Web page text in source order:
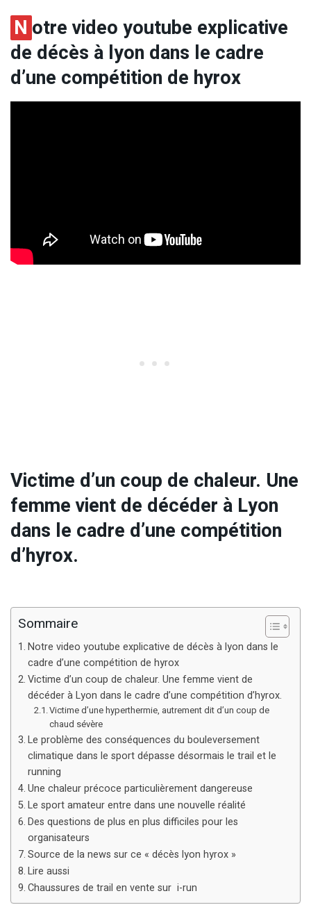
N otre video youtube explicative
de décès à lyon dans le cadre
d’une compétition de hyrox
Victime d’un coup de chaleur. Une
femme vient de décéder à Lyon
dans le cadre d’une compétition
d’hyrox.
Sommaire
Notre video youtube explicative de décès à lyon dans le
cadre d’une compétition de hyrox
Victime d’un coup de chaleur. Une femme vient de
décéder à Lyon dans le cadre d’une compétition d’hyrox.
Victime d’une hyperthermie, autrement dit d’un coup de
chaud sévère
Le problème des conséquences du bouleversement
climatique dans le sport dépasse désormais le trail et le
running
Une chaleur précoce particulièrement dangereuse
Le sport amateur entre dans une nouvelle réalité
Des questions de plus en plus difficiles pour les
organisateurs
Source de la news sur ce « décès lyon hyrox »
Lire aussi
Chaussures de trail en vente sur i-run